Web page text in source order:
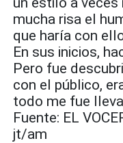
mucha risa el
que haría con
En sus inicios,
Pero fue
con el público,
todo me fue
Fuente: EL
jt/am